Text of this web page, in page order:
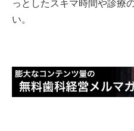
っとしたスキマ時間や診療
い。